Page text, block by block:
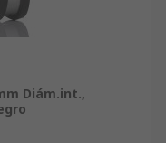
Diám.int.,